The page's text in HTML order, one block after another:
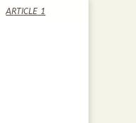
ARTICLE 1